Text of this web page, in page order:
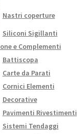
Nastri coperture
Siliconi Sigillanti
e Complementi
Battiscopa
Carte da Parati
Cornici Elementi
Decorative
Pavimenti Rivestimenti
Sistemi Tendaggi